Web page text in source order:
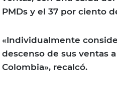
PMDs y el 37 por ciento
«Individualmente
descenso de sus ventas
Colombia», recalcó.